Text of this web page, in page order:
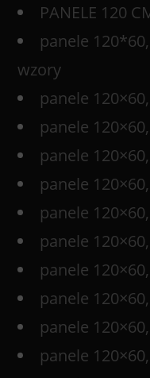
PANELE 120
panele
wzory
panele
panele
panele
panele
panele
panele
panele
panele
panele
panele